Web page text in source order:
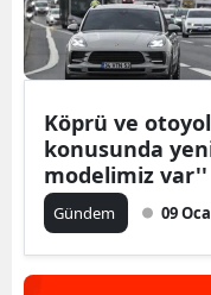
Köprü ve
konusunda
modelimiz var''
Gündem 09